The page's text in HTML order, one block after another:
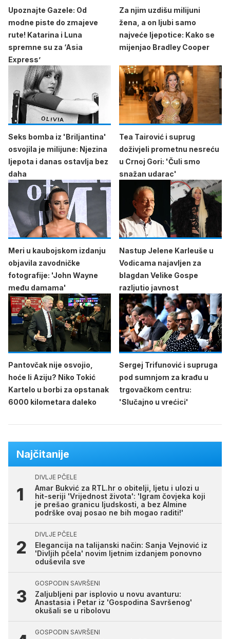
Upoznajte Gazele: Od
modne piste do zmajeve
rute! Katarina i Luna
spremne su za ‘Asia
Express’
Za njim uzdišu milijuni
žena, a on ljubi samo
najveće ljepotice: Kako se
mijenjao Bradley Cooper
Seks bomba iz 'Briljantina'
osvojila je milijune: Njezina
ljepota i danas ostavlja bez
daha
Tea Tairović i suprug
doživjeli prometnu nesreću
u Crnoj Gori: 'Čuli smo
snažan udarac'
Meri u kaubojskom izdanju
objavila zavodničke
fotografije: 'John Wayne
među damama'
Nastup Jelene Karleuše u
Vodicama najavljen za
blagdan Velike Gospe
razljutio javnost
Pantovčak nije osvojio,
hoće li Aziju? Niko Tokić
Kartelo u borbi za opstanak
6000 kilometara daleko
Sergej Trifunović i supruga
pod sumnjom za krađu u
trgovačkom centru:
'Slučajno u vrećici'
Najčitanije
DIVLJE PČELE
Amar Bukvić za RTL.hr o obitelji, ljetu i ulozi u
hit-seriji 'Vrijednost života': 'Igram čovjeka koji
je prešao granicu ljudskosti, a bez Almine
podrške ovaj posao ne bih mogao raditi!'
DIVLJE PČELE
Elegancija na talijanski način: Sanja Vejnović iz
'Divljih pčela' novim ljetnim izdanjem ponovno
oduševila sve
GOSPODIN SAVRŠENI
Zaljubljeni par isplovio u novu avanturu:
Anastasia i Petar iz 'Gospodina Savršenog'
okušali se u ribolovu
GOSPODIN SAVRŠENI